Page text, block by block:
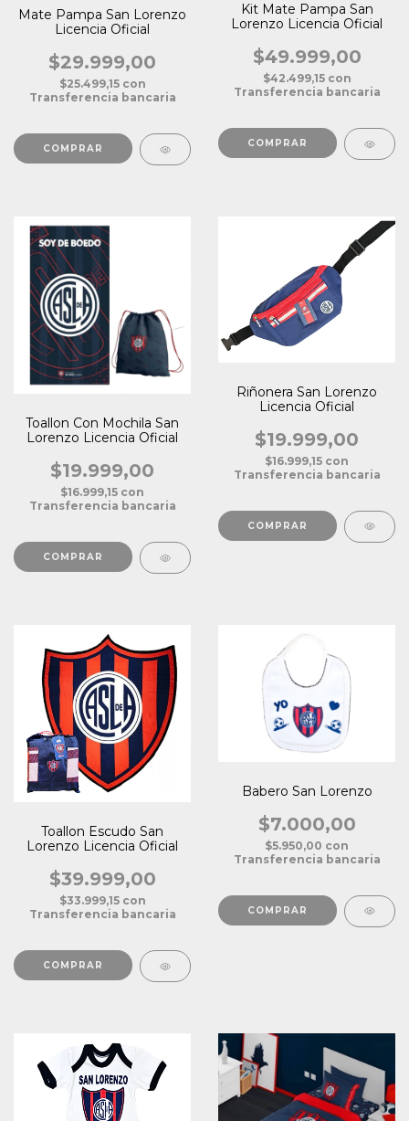
Mate Pampa San Lorenzo
Licencia Oficial
$29.999,00
$25.499,15 con
Transferencia bancaria
Kit Mate Pampa San
Lorenzo Licencia Oficial
$49.999,00
$42.499,15 con
Transferencia bancaria
Toallon Con Mochila San
Lorenzo Licencia Oficial
$19.999,00
$16.999,15 con
Transferencia bancaria
Riñonera San Lorenzo
Licencia Oficial
$19.999,00
$16.999,15 con
Transferencia bancaria
Toallon Escudo San
Lorenzo Licencia Oficial
$39.999,00
$33.999,15 con
Transferencia bancaria
Babero San Lorenzo
$7.000,00
$5.950,00 con
Transferencia bancaria